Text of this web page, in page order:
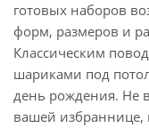
готовых наборов
форм, размеров и
Классическим
шариками под
день рождения. Не
вашей